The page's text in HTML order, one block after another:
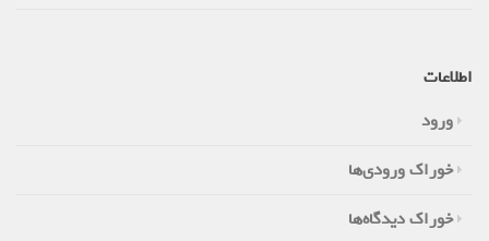
اطلاعات
ورود
خوراک ورودی‌ها
خوراک دیدگاه‌ها